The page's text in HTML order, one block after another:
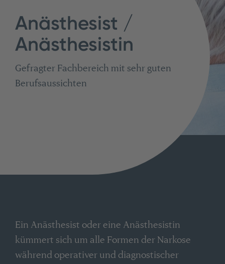
Anästhesist /
Anästhesistin
Gefragter Fachbereich mit sehr guten
Berufsaussichten
Ein Anästhesist oder eine Anästhesistin
kümmert sich um alle Formen der Narkose
während operativer und diagnostischer